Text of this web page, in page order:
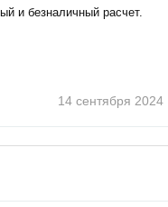
и безналичный расчет.
14 сентября 2024